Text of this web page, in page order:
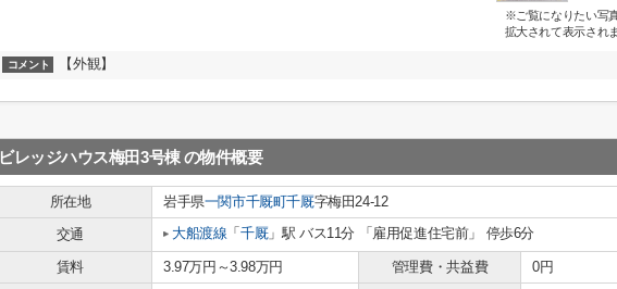
※ご覧になりたい写
拡大されて表示され
コメント 【外観】
ビレッジハウス梅田3号棟 の物件概要
所在地 岩手県一関市千厩町千厩字梅田24-12
交通
大船渡線 「千厩」駅 バス11分 「雇用促進住宅前」 停歩6分
賃料 3.97万円～3.98万円 管理費・共益費
0円